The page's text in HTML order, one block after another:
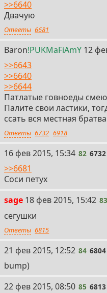
>>6640
Двачую
Ответы 6681
Baron!PUKMaFiAmY 81
12
>>6643
>>6640
>>6644
Патлатые говноеды
Палите свои ластики,
ссать вся местная
Ответы 6732 6918
82
16 фев 2015, 15:34 82 6732
>>6681
Соси петух
sage 83
18 фев 2015, 15:42 83
сегушки
Ответы 6815
84
21 фев 2015, 12:52 84 6804
bump)
85
22 фев 2015, 08:50 85 6813